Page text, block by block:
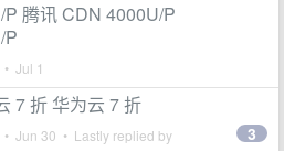
腾讯 CDN 4000U/P
P
• Jul 1
7 折 华为云 7 折
• Jun 30 • Lastly replied by 3